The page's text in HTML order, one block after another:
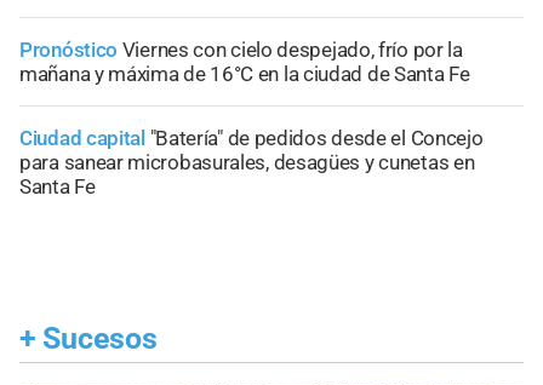
Pronóstico Viernes con cielo despejado, frío por la
mañana y máxima de 16°C en la ciudad de Santa Fe
Ciudad capital "Batería" de pedidos desde el Concejo
para sanear microbasurales, desagües y cunetas en
Santa Fe
+ Sucesos